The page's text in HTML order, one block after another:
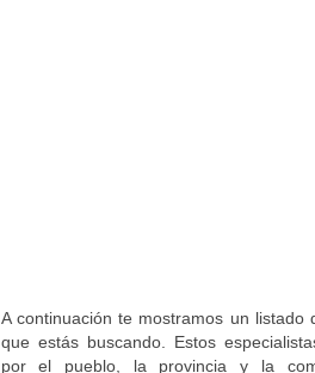
A continuación te mostramos un listado
que estás buscando. Estos
por el pueblo, la provincia y la